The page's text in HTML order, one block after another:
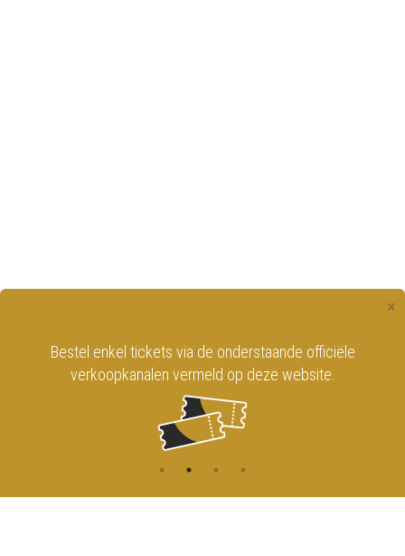
×
Bestel enkel tickets via de onderstaande officiële
verkoopkanalen vermeld op deze website.